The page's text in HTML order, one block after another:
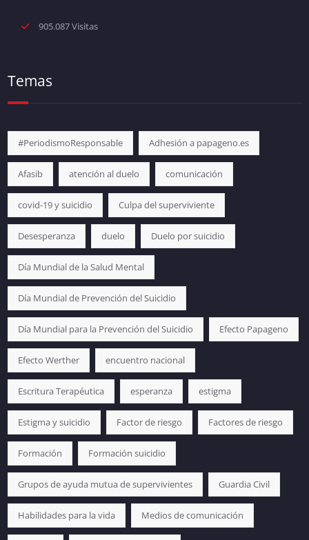
905.087 Visitas
Temas
#PeriodismoResponsable Adhesión a papageno.es
Afasib atención al duelo comunicación
covid-19 y suicidio Culpa del superviviente
Desesperanza duelo Duelo por suicidio
Día Mundial de la Salud Mental
Día Mundial de Prevención del Suicidio
Día Mundial para la Prevención del Suicidio Efecto Papageno
Efecto Werther encuentro nacional
Escritura Terapéutica esperanza estigma
Estigma y suicidio Factor de riesgo Factores de riesgo
Formación Formación suicidio
Grupos de ayuda mutua de supervivientes Guardia Civil
Habilidades para la vida Medios de comunicación